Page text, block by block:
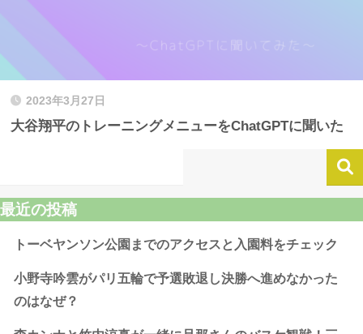
2023年3月27日
大谷翔平のトレーニングメニューをChatGPTに聞いた
最近の投稿
トーベヤンソン公園までのアクセスと入園料をチェック
小野寺吟雲がパリ五輪で予選敗退し決勝へ進めなかった
のはなぜ？